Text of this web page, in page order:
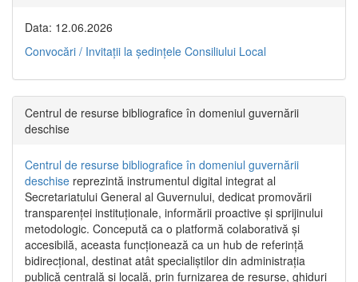
Data: 12.06.2026
Convocări / Invitaţii la şedinţele Consiliului Local
Centrul de resurse bibliografice în domeniul guvernării
deschise
Centrul de resurse bibliografice în domeniul guvernării
deschise reprezintă instrumentul digital integrat al
Secretariatului General al Guvernului, dedicat promovării
transparenței instituționale, informării proactive și sprijinului
metodologic. Concepută ca o platformă colaborativă și
accesibilă, aceasta funcționează ca un hub de referință
bidirecțional, destinat atât specialiștilor din administrația
publică centrală și locală, prin furnizarea de resurse, ghiduri